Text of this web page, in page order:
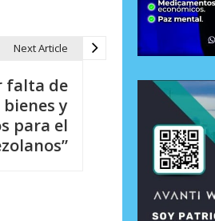
Next Article
falta de
y
para el